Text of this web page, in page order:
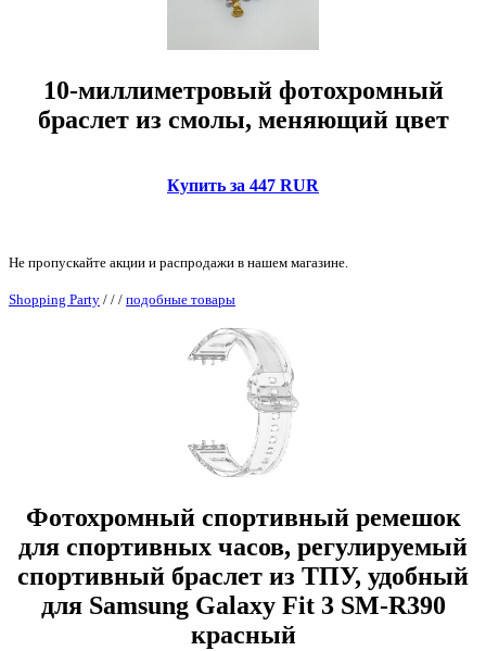
10-миллиметровый фотохромный
браслет из смолы, меняющий цвет
Купить за 447 RUR
Не пропускайте акции и распродажи в нашем магазине.
Shopping Party / / / подобные товары
Фотохромный спортивный ремешок
для спортивных часов, регулируемый
спортивный браслет из ТПУ, удобный
для Samsung Galaxy Fit 3 SM-R390
красный